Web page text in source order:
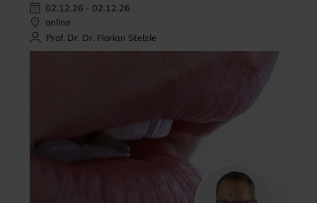
02.12.26 - 02.12.26
online
Prof. Dr. Dr. Florian Stelzle